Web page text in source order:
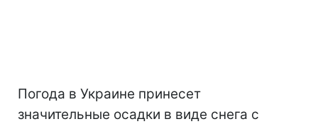
Погода в Украине принесет
значительные осадки в виде снега с